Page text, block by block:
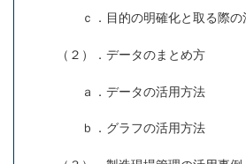
ｃ．目的の明確化と取る際の
（２）．データのまとめ方
ａ．データの活用方法
ｂ．グラフの活用方